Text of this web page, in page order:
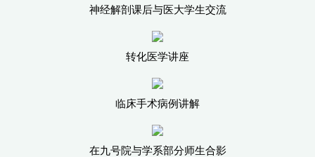
神经解剖课后与医大学生交流
转化医学讲座
临床手术病例讲解
在九号院与学系部分师生合影